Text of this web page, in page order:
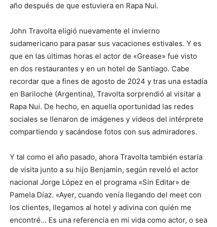
año después de que estuviera en Rapa Nui.
John Travolta eligió nuevamente el invierno
sudamericano para pasar sus vacaciones estivales. Y es
que en las últimas horas el actor de «Grease» fue visto
en dos restaurantes y en un hotel de Santiago. Cabe
recordar que a fines de agosto de 2024 y tras una estadía
en Bariloche (Argentina), Travolta sorprendió al visitar a
Rapa Nui. De hecho, en aquella oportunidad las redes
sociales se llenaron de imágenes y videos del intérprete
compartiendo y sacándose fotos con sus admiradores.
Y tal como el año pasado, ahora Travolta también estaría
de visita junto a su hijo Benjamin, según reveló el actor
nacional Jorge López en el programa «Sin Editar» de
Pamela Díaz. «Ayer, cuando venía llegando del meet con
los clientes, llegamos al hotel y adivina con quién me
encontré… Es una referencia en mi vida como actor, o sea